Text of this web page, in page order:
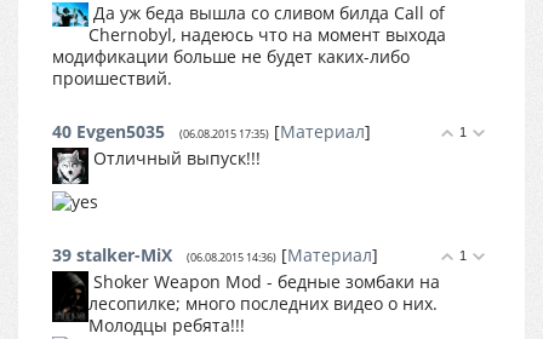
Да уж беда вышла со сливом билда Call of
Chernobyl, надеюсь что на момент выхода
модификации больше не будет каких-либо
проишествий.
1
40 Evgen5035 (06.08.2015 17:35) [Материал]
Отличный выпуск!!!
1
39 stalker-MiX (06.08.2015 14:36) [Материал]
Shoker Weapon Mod - бедные зомбаки на
лесопилке; много последних видео о них.
Молодцы ребята!!!